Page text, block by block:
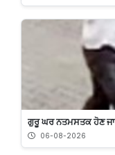
ਗੁਰੂ ਘਰ ਨਤਮਸਤਕ ਹੋਣ ਜਾ
06-08-2026